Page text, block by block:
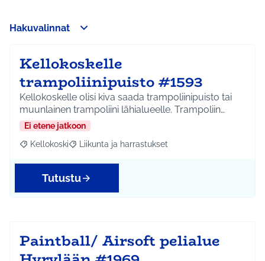
Hakuvalinnat
Kellokoskelle
trampoliinipuisto #1593
Kellokoskelle olisi kiva saada trampoliinipuisto tai
muunlainen trampoliini lähialueelle. Trampoliin…
Ei etene jatkoon
Rajaa tulokset aihepiirin mukaan: Kellokoski
Kellokoski Rajaa tulokset teeman mukaan: Liikunta ja
Liikunta ja harrastukset
Tutustu
Paintball/ Airsoft pelialue